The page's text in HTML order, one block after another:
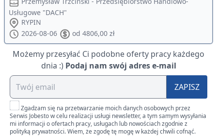
Usługowe "DACH"
RYPIN
2026-08-06
od 4806,00 zł
Możemy przesyłać Ci podobne oferty pracy każdego
dnia :) Podaj nam swój adres e-mail
ZAPISZ
Zgadzam się na przetwarzanie moich danych osobowych przez
Serwis Jobesto w celu realizacji usługi newsletter, a tym samym wysyłania
mi informacji o ofertach pracy, usługach lub nowościach zgodnie z
polityką prywatności. Wiem, że zgodę tę mogę w każdej chwili cofnąć.